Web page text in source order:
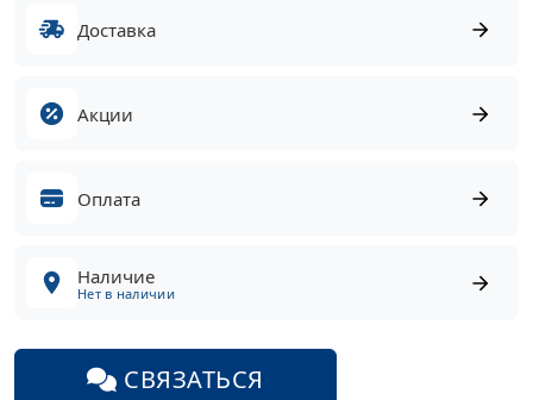
Доставка
Акции
Оплата
Наличие
Нет в наличии
СВЯЗАТЬСЯ